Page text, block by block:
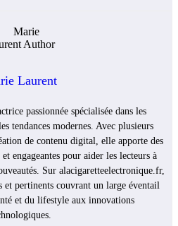
Laurent
passionnée spécialisée dans les
tendances modernes. Avec plusieurs
de contenu digital, elle apporte des
engageantes pour aider les lecteurs à
Sur alacigaretteelectronique.fr,
et pertinents couvrant un large éventail
et du lifestyle aux innovations